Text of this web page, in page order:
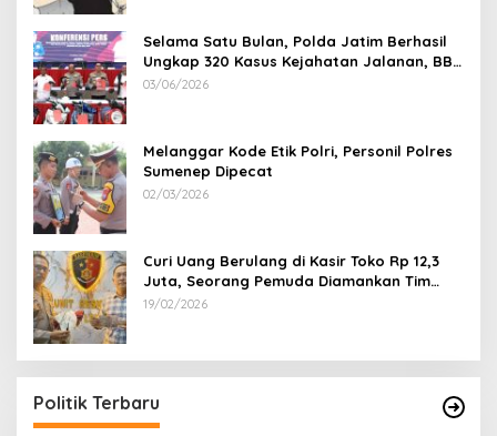
Selama Satu Bulan, Polda Jatim Berhasil
Ungkap 320 Kasus Kejahatan Jalanan, BB
100 Sepeda Motor dan 12 Mobil Diamankan
03/06/2026
Melanggar Kode Etik Polri, Personil Polres
Sumenep Dipecat
02/03/2026
Curi Uang Berulang di Kasir Toko Rp 12,3
Juta, Seorang Pemuda Diamankan Tim
Reskrim Polsek Lenteng Sumenep
19/02/2026
Politik Terbaru